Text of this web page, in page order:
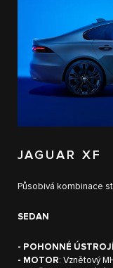
JAGUAR XF
Působivá kombinace
SEDAN
- POHONNÉ ÚSTROJÍ
- MOTOR: Vznětový